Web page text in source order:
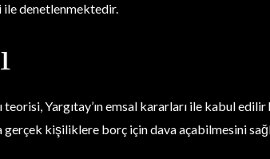
ile denetlenmektedir.
teorisi, Yargıtay’ın emsal kararları ile kabul
gerçek kişiliklere borç için dava açabilmesini